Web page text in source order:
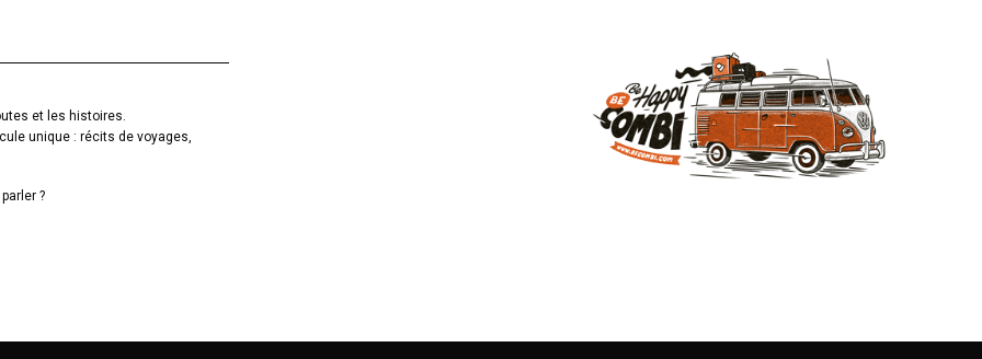
et les histoires.
unique : récits de voyages,
?